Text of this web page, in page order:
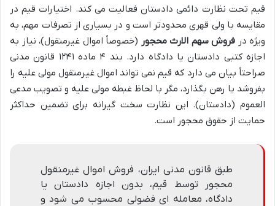
قیم تحت نظارت دائمی دادستان فعالیت می کند. اختیارات قیم در
مقایسه با ولی قهری محدودتر است و در بسیاری از تصرفات مهم، به
ویژه در فروش سهم الارث محجور (خصوصاً اموال غیرمنقول)، نیاز به
اجازه کتبی دادستان یا دادگاه دارد. بند ۴ ماده ۱۲۴۱ قانون مدنی
صراحتاً بیان می دارد که قیم نمی تواند اموال غیرمنقول مولی علیه را
بفروشد یا رهن بگذارد، مگر با لحاظ غبطه مولی علیه و تصویب مدعی
العموم (دادستان). این نظارت سخت گیرانه برای تضمین حداکثر
حمایت از حقوق محجور است.
طبق قانون مدنی ایران، فروش اموال غیرمنقول
محجور توسط قیم، بدون اجازه دادستان یا
دادگاه، معامله ای فضولی محسوب می شود و